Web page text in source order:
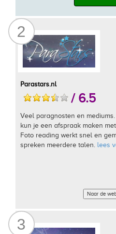
2
Parastars.nl
/ 6.5
Veel paragnosten en
kun je een afspraak maken
Foto reading werkt snel en
spreken meerdere talen. lees
Naar de
3